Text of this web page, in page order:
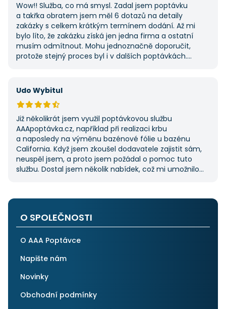
Wow!! Služba, co má smysl. Zadal jsem poptávku
a takřka obratem jsem měl 6 dotazů na detaily
zakázky s celkem krátkým termínem dodání. Až mi
bylo líto, že zakázku získá jen jedna firma a ostatní
musím odmítnout. Mohu jednoznačně doporučit,
protože stejný proces byl i v dalších poptávkách.
Udo Wybitul
Již několikrát jsem využil poptávkovou službu
AAApoptávka.cz, například při realizaci krbu
a naposledy na výměnu bazénové fólie u bazénu
California. Když jsem zkoušel dodavatele zajistit sám,
neuspěl jsem, a proto jsem požádal o pomoc tuto
službu. Dostal jsem několik nabídek, což mi umožnilo
i ostatním.
O SPOLEČNOSTI
O AAA Poptávce
Napište nám
Novinky
Obchodní podmínky